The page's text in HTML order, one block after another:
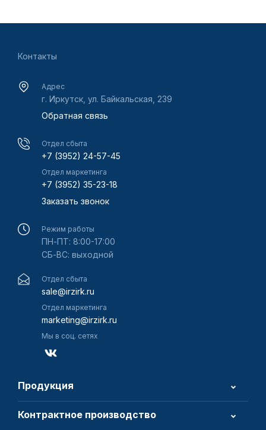
Контакты
Адрес
г. Иркутск, ул. Байкальская, 239
Обратная связь
Отдел сбыта
+7 (3952) 24-57-45
Отдел маркетинга
+7 (3952) 35-23-18
Заказать звонок
Режим работы
ПН-ПТ: 8:00-17:00
СБ-ВС: выходной
Отдел сбыта
sale@irzirk.ru
Отдел маркетинга
marketing@irzirk.ru
Мы в соц. сетях
Продукция
Контрактное производство